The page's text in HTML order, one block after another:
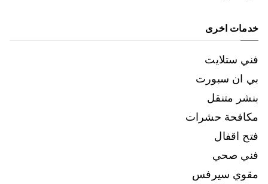
خدمات اخرى
فني ستلايت
بي ان سبورت
بنشر متنقل
مكافحة حشرات
فتح اقفال
فني صحي
مقوي سيرفس